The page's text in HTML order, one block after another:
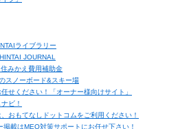
ライブラリー
JOURNAL
みかえ費用補助金
スノーボード&スキー場
せください！「オーナー様向けサイト」
ビ！
おもてなしドットコムをご利用ください！
載はMEO対策サポートにお任せ下さい！